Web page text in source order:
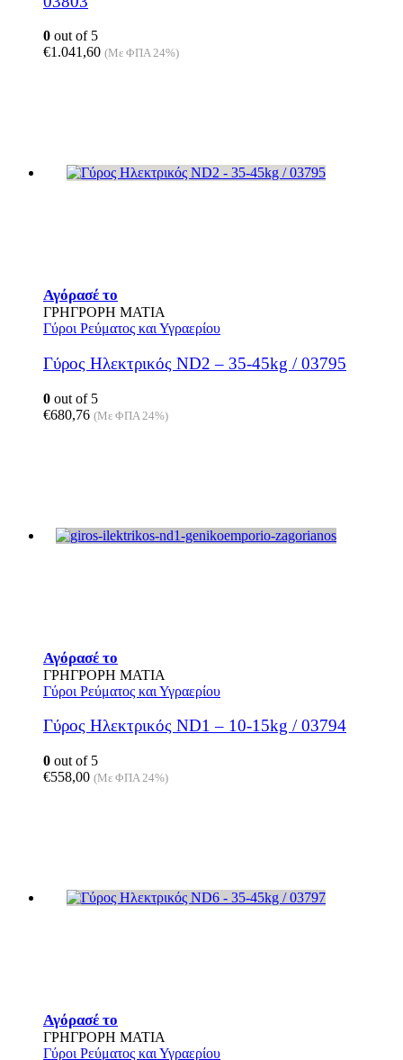
0 out of 5
€1.041,60 (Με ΦΠΑ 24%)
Αγόρασέ το
ΓΡΗΓΡΟΡΗ ΜΑΤΙΑ
Γύροι Ρεύματος και Υγραερίου
Γύρος Ηλεκτρικός ND2 – 35-45kg / 03795
0 out of 5
€680,76 (Με ΦΠΑ 24%)
Αγόρασέ το
ΓΡΗΓΡΟΡΗ ΜΑΤΙΑ
Γύροι Ρεύματος και Υγραερίου
Γύρος Ηλεκτρικός ND1 – 10-15kg / 03794
0 out of 5
€558,00 (Με ΦΠΑ 24%)
Αγόρασέ το
ΓΡΗΓΡΟΡΗ ΜΑΤΙΑ
Γύροι Ρεύματος και Υγραερίου